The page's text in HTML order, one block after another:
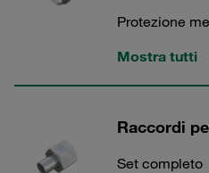
Protezione
Mostra tutti
Raccordi
Set completo